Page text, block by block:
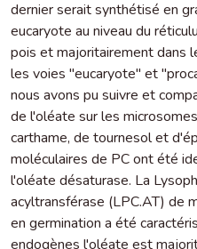
dernier serait synthétisé en
eucaryote au niveau du
pois et majoritairement dans
les voies ''eucaryote'' et
nous avons pu suivre et
de l'oléate sur les
carthame, de tournesol et
moléculaires de PC ont été
l'oléate désaturase. La
acyltransférase (LPC.AT) de
en germination a été
endogènes l'oléate est